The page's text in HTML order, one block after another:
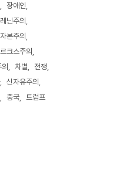
장애인
레닌주의
자본주의
크스주의
차별
전쟁
신자유주의
중국 트럼프